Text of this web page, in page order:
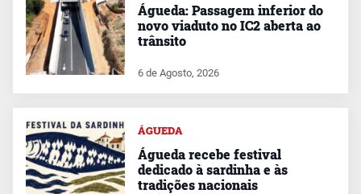
Águeda: Passagem inferior do
novo viaduto no IC2 aberta ao
trânsito
6 de Agosto, 2026
ÁGUEDA
Águeda recebe festival
dedicado à sardinha e às
tradições nacionais